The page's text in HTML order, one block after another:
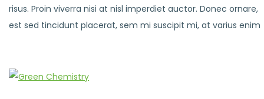
risus. Proin viverra nisi at nisl imperdiet auctor. Donec ornare,
est sed tincidunt placerat, sem mi suscipit mi, at varius enim